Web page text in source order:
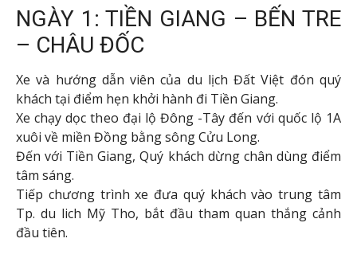
NGÀY 1: TIỀN GIANG – BẾN TRE
– CHÂU ĐỐC
Xe và hướng dẫn viên của du lịch Đất Việt đón quý
khách tại điểm hẹn khởi hành đi Tiền Giang.
Xe chạy dọc theo đại lộ Đông -Tây đến với quốc lộ 1A
xuôi về miền Đồng bằng sông Cửu Long.
Đến với Tiền Giang, Quý khách dừng chân dùng điểm
tâm sáng.
Tiếp chương trình xe đưa quý khách vào trung tâm
Tp. du lich Mỹ Tho, bắt đầu tham quan thắng cảnh
đầu tiên.